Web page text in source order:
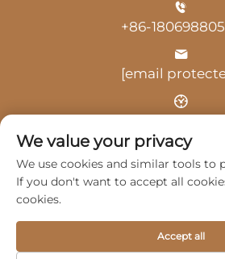
+86-
[email
Uhrzeit: 9:00 Uhr-
Urheberrecht © 2025 durch
Automobile Service Co., Ltd. -
We value your privacy
We use cookies and similar tools to
If you don't want to accept all
cookies.
Accept all